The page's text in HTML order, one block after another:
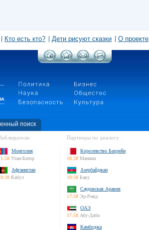
Кто есть кто? Дети рисуют сказки О проекте
поиск
Монголия
Улан-Батор
Афганистан
Кабул
Партнеры по диалогу:
Королевство Бахрейн
18:28 Манама
Азербайджан
18:58 Баку
Саудовская Аравия
17:58 Эр-Рияд
ОАЭ
17:58 Абу-Даби
Камбоджа